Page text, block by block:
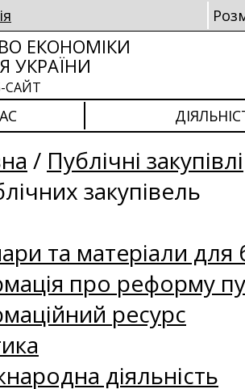
ЕКОНОМІКИ
УКРАЇНИ
САЙТ
/ Публічні закупівлі
закупівель
та матеріали для
про реформу
ресурс
діяльність